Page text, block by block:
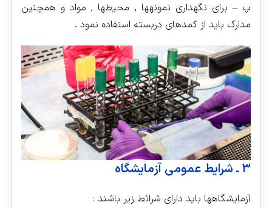
پ – برای نگهداری نمونه‏ها , محیطها , مواد و همچنین
مدارک باید از کمدهای دربسته استفاده نمود .
۳ ـ شرایط عمومی آزمایشگاه
آزمایشگاهها باید دارای شرائط زیر باشند :